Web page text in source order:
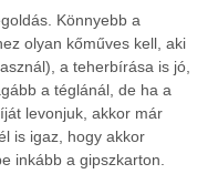
Könnyebb a
olyan kőműves kell, aki
a teherbírása is jó,
a téglánál, de ha a
levonjuk, akkor már
is igaz, hogy akkor
inkább a gipszkarton.